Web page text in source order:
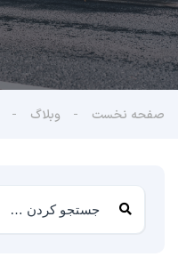
صفحه نخست وبلاگ